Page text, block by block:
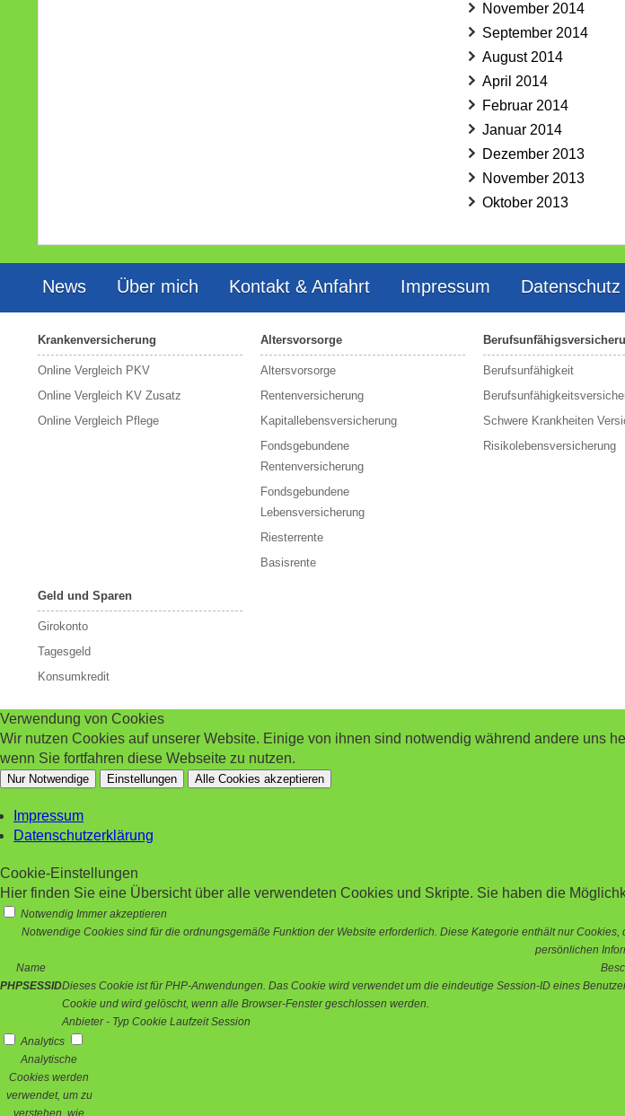
November 2014
September 2014
August 2014
April 2014
Februar 2014
Januar 2014
Dezember 2013
November 2013
Oktober 2013
News Über mich Kontakt & Anfahrt Impressum Datenschutz
Krankenversicherung
Online Vergleich PKV
Online Vergleich KV Zusatz
Online Vergleich Pflege
Altersvorsorge
Altersvorsorge
Rentenversicherung
Kapitallebensversicherung
Fondsgebundene
Rentenversicherung
Fondsgebundene
Lebensversicherung
Riesterrente
Basisrente
Berufs­unfähigkeit
Schwere Krankheiten
Risikolebensversicherung
Geld und Sparen
Girokonto
Tagesgeld
Konsumkredit
Verwendung von Cookies
Wir nutzen Cookies auf unserer Website. Einige von ihnen sind notwendig während andere uns
wenn Sie fortfahren diese Webseite zu nutzen.
Nur Notwendige Einstellungen Alle Cookies akzeptieren
Impressum
Datenschutzerklärung
Cookie-Einstellungen
Hier finden Sie eine Übersicht über alle verwendeten Cookies und Skripte. Sie haben die
Notwendig Immer akzeptieren
Notwendige Cookies sind für die ordnungsgemäße Funktion der Website erforderlich. Diese Kategorie enthält nur
persönlichen
Name
PHPSESSIDDieses Cookie ist für PHP-Anwendungen. Das Cookie wird verwendet um die eindeutige Session-ID eines
Cookie und wird gelöscht, wenn alle Browser-Fenster geschlossen werden.
Anbieter - Typ Cookie Laufzeit Session
Analytics
Analytische
Cookies werden
verwendet, um zu
verstehen, wie